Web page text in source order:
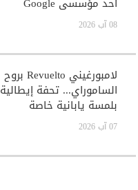
08 آب 2026
لامبورغيني Revuelto بروح
الساموراي... تحفة إيطالية
بلمسة يابانية خاصة
07 آب 2026